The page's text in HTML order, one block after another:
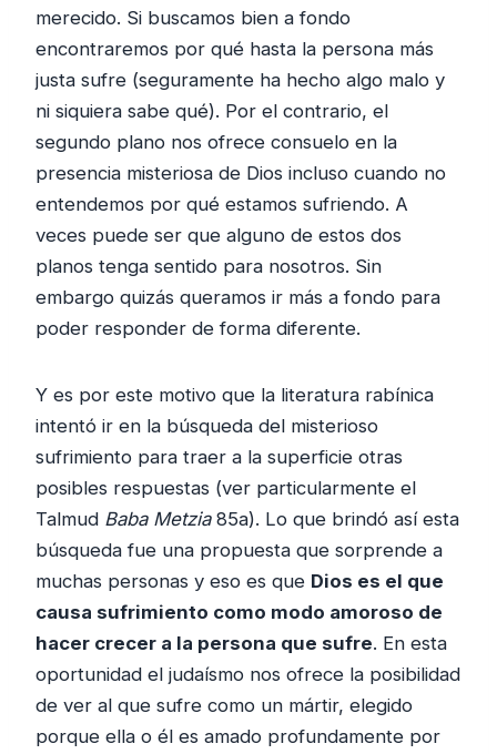
merecido. Si buscamos bien a fondo
encontraremos por qué hasta la persona más
justa sufre (seguramente ha hecho algo malo y
ni siquiera sabe qué). Por el contrario, el
segundo plano nos ofrece consuelo en la
presencia misteriosa de Dios incluso cuando no
entendemos por qué estamos sufriendo. A
veces puede ser que alguno de estos dos
planos tenga sentido para nosotros. Sin
embargo quizás queramos ir más a fondo para
poder responder de forma diferente.
Y es por este motivo que la literatura rabínica
intentó ir en la búsqueda del misterioso
sufrimiento para traer a la superficie otras
posibles respuestas (ver particularmente el
Talmud Baba Metzia85a). Lo que brindó así esta
búsqueda fue una propuesta que sorprende a
muchas personas y eso es que Dios es el que
causa sufrimiento como modo amoroso de
hacer crecer a la persona que sufre. En esta
oportunidad el judaísmo nos ofrece la posibilidad
de ver al que sufre como un mártir, elegido
porque ella o él es amado profundamente por